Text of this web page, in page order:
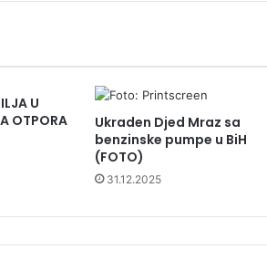
U
OTPORA
Ukraden Djed Mraz sa
benzinske pumpe u BiH
(FOTO)
31.12.2025